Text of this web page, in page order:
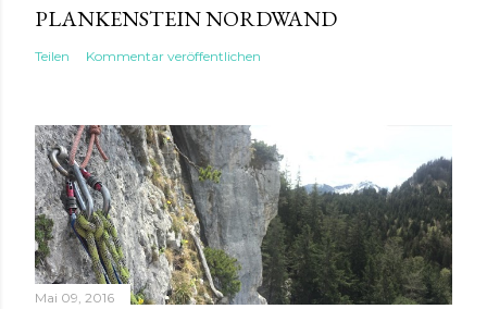
PLANKENSTEIN NORDWAND
Teilen Kommentar veröffentlichen
Mai 09, 2016